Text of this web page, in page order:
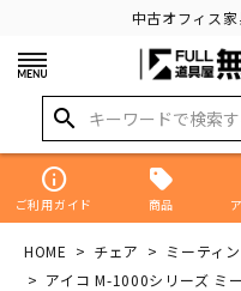
中古オフィス
search
info
ご利用ガイド 商品
HOME チェア
ミーティ
アイコ M-1000シリーズ ミ